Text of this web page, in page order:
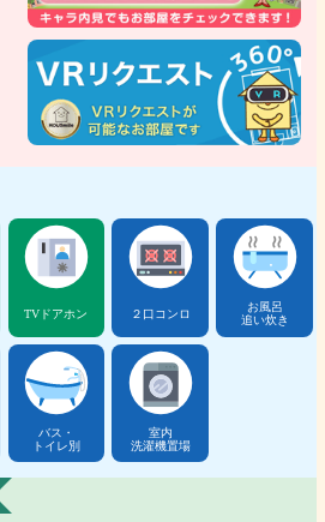
TVドアホン ２口コンロ
お風呂
追い炊き
バス・
トイレ別
室内
洗濯機置場